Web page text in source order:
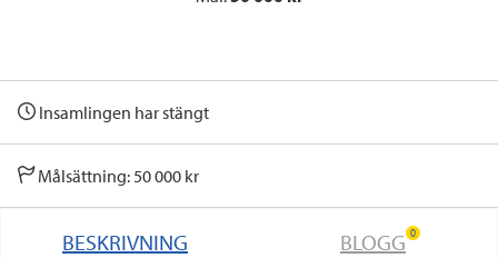
Insamlingen har stängt
Målsättning: 50 000 kr
BESKRIVNING BLOGG 0